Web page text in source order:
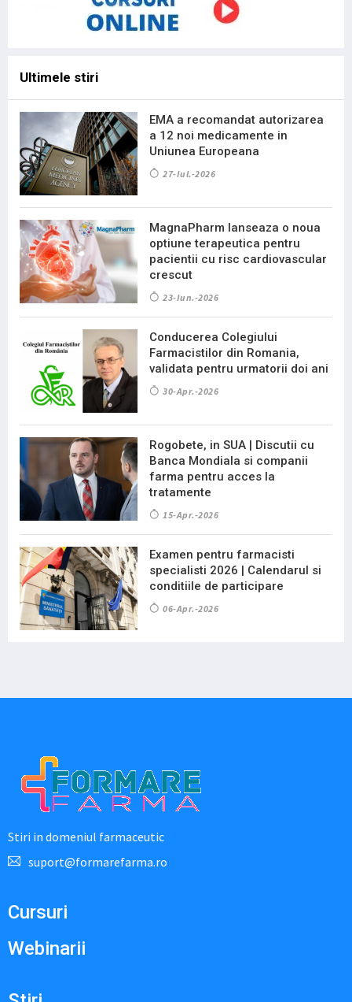
Ultimele stiri
EMA a recomandat autorizarea
a 12 noi medicamente in
Uniunea Europeana
27-Iul.-2026
MagnaPharm lanseaza o noua
optiune terapeutica pentru
pacientii cu risc cardiovascular
crescut
23-Iun.-2026
Conducerea Colegiului
Farmacistilor din Romania,
validata pentru urmatorii doi ani
30-Apr.-2026
Rogobete, in SUA | Discutii cu
Banca Mondiala si companii
farma pentru acces la
tratamente
15-Apr.-2026
Examen pentru farmacisti
specialisti 2026 | Calendarul si
conditiile de participare
06-Apr.-2026
Stiri in domeniul farmaceutic
suport@formarefarma.ro
Cursuri
Webinarii